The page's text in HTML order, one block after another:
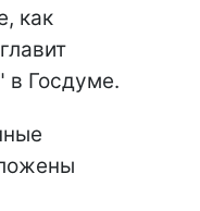
как
в Госдуме.